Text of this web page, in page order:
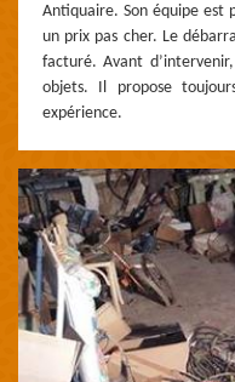
Antiquaire. Son équipe est
un prix pas cher. Le
facturé. Avant
objets. Il propose
expérience.